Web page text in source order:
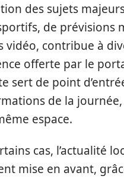
des sujets
de prévisions
vidéo, contribue à
offerte par le
sert de point
de la
espace.
cas, l’actualité
mise en avant,